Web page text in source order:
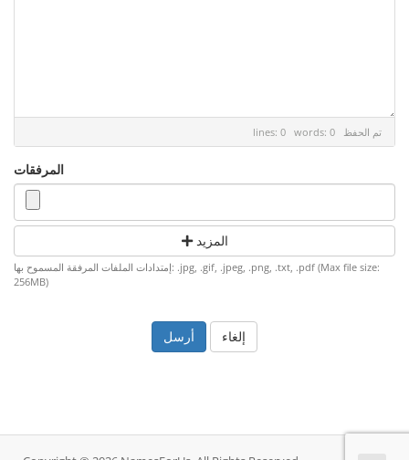
lines: 0 words: 0 تم الحفظ
المرفقات
المزيد
إمتدادات الملفات المرفقة المسموح بها: .jpg, .gif, .jpeg, .png, .txt, .pdf (Max file size:
256MB)
إلغاء